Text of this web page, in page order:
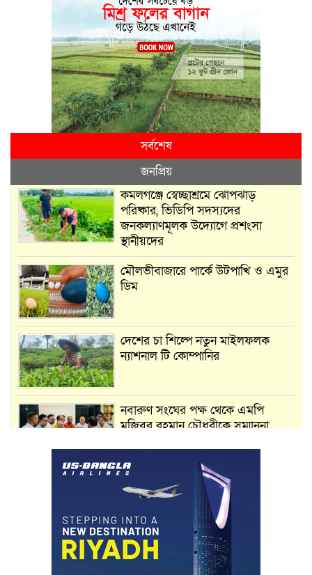
সর্বশেষ
জনপ্রিয়
কমলগঞ্জে স্বেচ্ছাশ্রমে ঝোপঝাড়
পরিষ্কার, ভিডিপি সদস্যদের
জনকল্যাণমূলক উদ্যোগে প্রশংসা
স্থানীয়দের
মৌলভীবাজারে পার্কে উটপাখি ও এমুর
ডিম
দেশের চা শিল্পে নতুন মাইলফলক
ন্যাশনাল টি কোম্পানির
নবারুণ সংঘের পক্ষ থেকে এমপি
মুজিবুর রহমান চৌধুরীকে সম্মাননা
মার্শাল আর্ট ক্লাব কাপে ‘জুসা মার্শাল
আর্ট’ এর সাফল্য, শ্রীমঙ্গলের আয়াত ও
আইরাহ ঝুলিতে ৪ পদক
লাউয়াছড়া জাতীয় উদ্যানের সিএমসি
হিসাবরক্ষক আবজালুল হকের